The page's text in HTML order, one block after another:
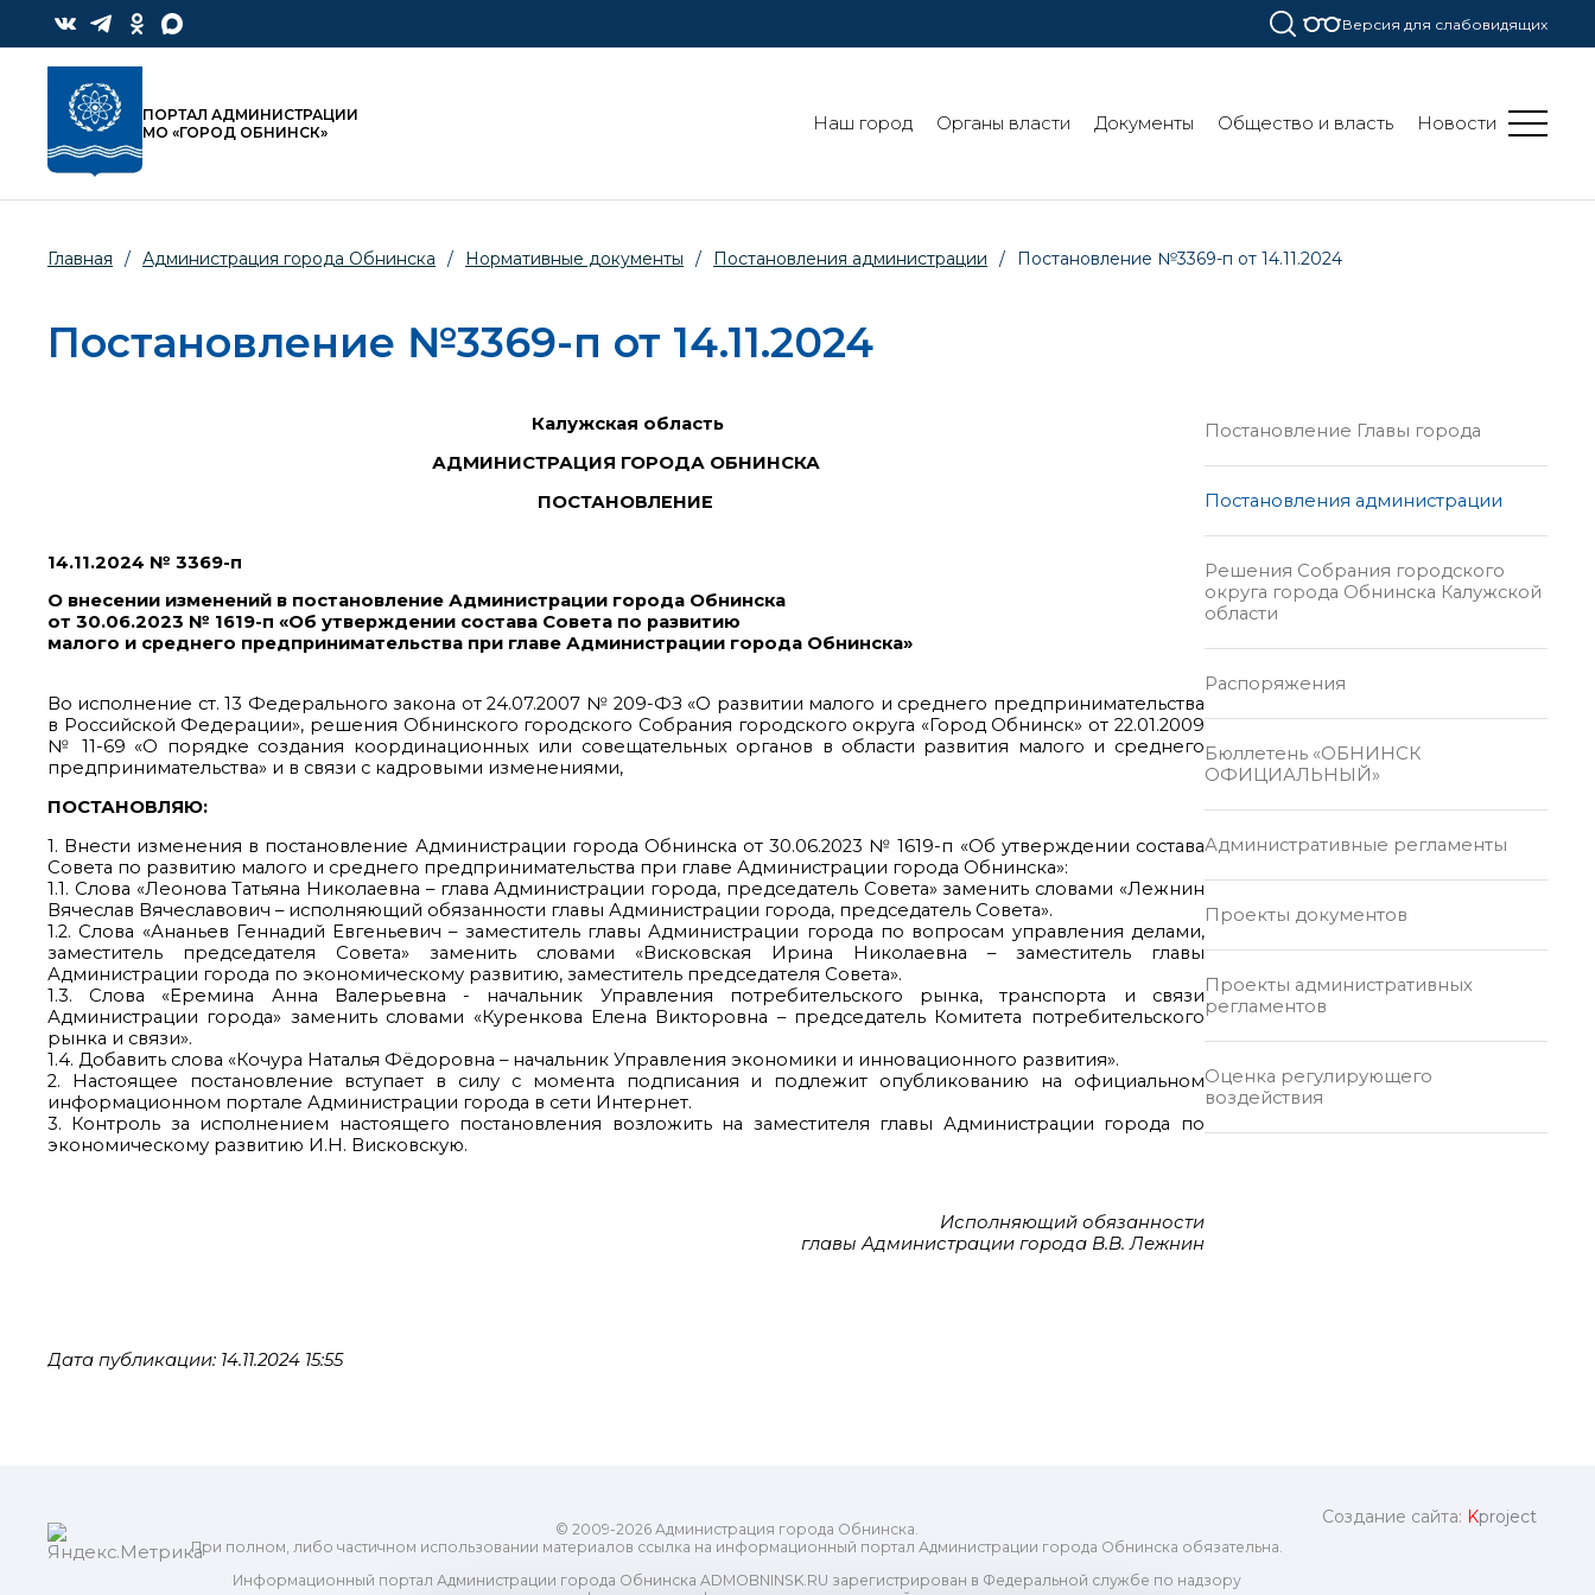
Версия для слабовидящих
ПОРТАЛ АДМИНИСТРАЦИИ
МО «ГОРОД ОБНИНСК»
Наш город Органы власти Документы Общество и власть Новости
Главная / Администрация города Обнинска / Нормативные документы / Постановления администрации / Постановление №3369-п от 14.11.2024
Постановление №3369-п от 14.11.2024
Калужская область
АДМИНИСТРАЦИЯ ГОРОДА ОБНИНСКА
ПОСТАНОВЛЕНИЕ
14.11.2024 № 3369-п
О внесении изменений в постановление Администрации города Обнинска
от 30.06.2023 № 1619-п «Об утверждении состава Совета по развитию
малого и среднего предпринимательства при главе Администрации города Обнинска»
Во исполнение ст. 13 Федерального закона от 24.07.2007 № 209-ФЗ «О развитии малого и среднего предпринимательства
в Российской Федерации», решения Обнинского городского Собрания городского округа «Город Обнинск» от 22.01.2009
№ 11-69 «О порядке создания координационных или совещательных органов в области развития малого и среднего
предпринимательства» и в связи с кадровыми изменениями,
ПОСТАНОВЛЯЮ:
1. Внести изменения в постановление Администрации города Обнинска от 30.06.2023 № 1619-п «Об утверждении состава
Совета по развитию малого и среднего предпринимательства при главе Администрации города Обнинска»:
1.1. Слова «Леонова Татьяна Николаевна – глава Администрации города, председатель Совета» заменить словами «Лежнин
Вячеслав Вячеславович – исполняющий обязанности главы Администрации города, председатель Совета».
1.2. Слова «Ананьев Геннадий Евгеньевич – заместитель главы Администрации города по вопросам управления делами,
заместитель председателя Совета» заменить словами «Висковская Ирина Николаевна – заместитель главы
Администрации города по экономическому развитию, заместитель председателя Совета».
1.3. Слова «Еремина Анна Валерьевна - начальник Управления потребительского рынка, транспорта и связи
Администрации города» заменить словами «Куренкова Елена Викторовна – председатель Комитета потребительского
рынка и связи».
1.4. Добавить слова «Кочура Наталья Фёдоровна – начальник Управления экономики и инновационного развития».
2. Настоящее постановление вступает в силу с момента подписания и подлежит опубликованию на официальном
информационном портале Администрации города в сети Интернет.
3. Контроль за исполнением настоящего постановления возложить на заместителя главы Администрации города по
экономическому развитию И.Н. Висковскую.
Исполняющий обязанности
главы Администрации города В.В. Лежнин
Дата публикации: 14.11.2024 15:55
Постановление Главы города
Постановления администрации
Решения Собрания городского
округа города Обнинска Калужской
области
Распоряжения
Бюллетень «ОБНИНСК
ОФИЦИАЛЬНЫЙ»
Административные регламенты
Проекты документов
Проекты административных
регламентов
Оценка регулирующего
воздействия
© 2009-2026 Администрация города Обнинска.
При полном, либо частичном использовании материалов ссылка на информационный портал Администрации города Обнинска обязательна.
Информационный портал Администрации города Обнинска ADMOBNINSK.RU зарегистрирован в Федеральной службе по надзору
Создание сайта: Kproject